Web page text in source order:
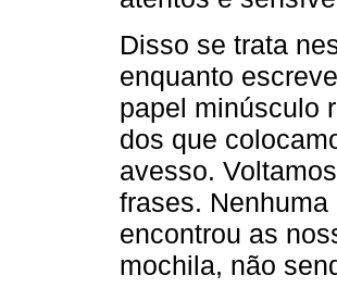
Disso se trata
enquanto
papel minúsculo
dos que
avesso.
frases.
encontrou as
mochila, não